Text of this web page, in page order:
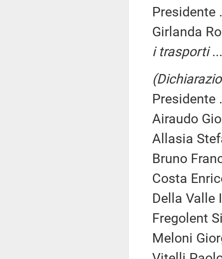
Presidente
Girlanda
i trasporti
Presidente
Airaudo
Allasia
Bruno
Costa
Della Valle
Fregolent
Meloni